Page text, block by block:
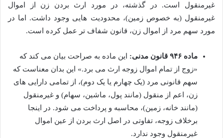
غیرمنقول است. در گذشته، در مورد ارث بردن زن از اموال
غیرمنقول (به خصوص زمین)، محدودیت هایی وجود داشت. اما در
مورد سهم مرد از اموال زن، قانون شفاف تر عمل کرده است.
ماده ۹۴۶ قانون مدنی:
این ماده به صراحت بیان می کند که
«زوج از تمام اموال زوجه ارث می برد.» این بدان معناست که
سهم قانونی مرد (یک چهارم یا یک دوم)، از تمامی دارایی های
زن، اعم از منقول (مانند پول، ماشین، سهام) و غیرمنقول
(مانند خانه، زمین)، محاسبه و پرداخت می شود. در اینجا
برخلاف زوجه، تفاوتی در اصل ارث بردن از عین اموال
غیرمنقول وجود ندارد.